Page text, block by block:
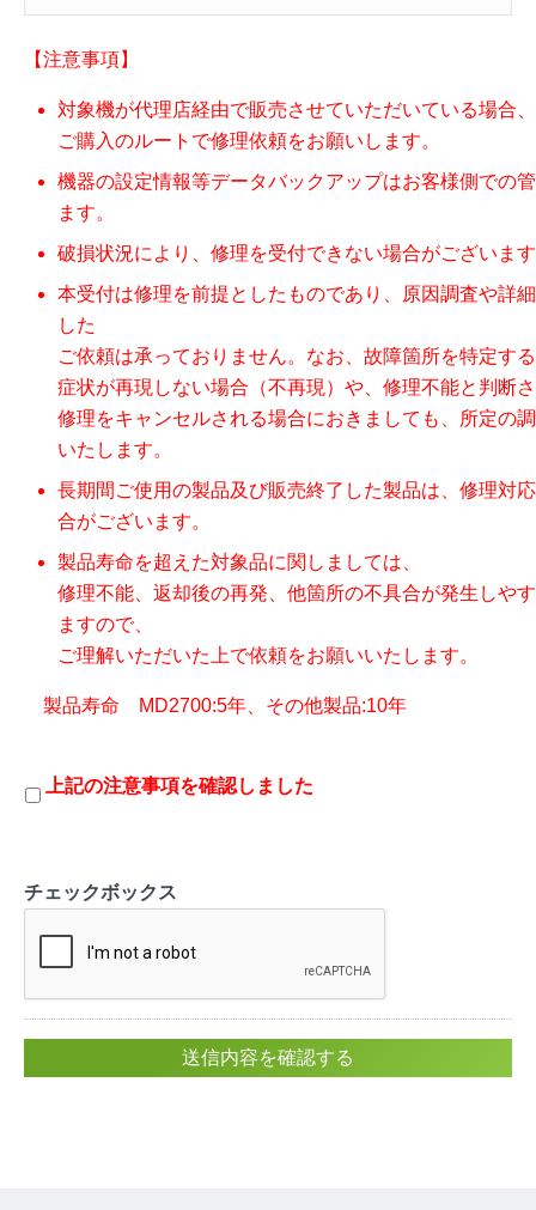
【注意事項】
対象機が代理店経由で販売させていただいている場合、
ご購入のルートで修理依頼をお願いします。
機器の設定情報等データバックアップはお客様側での
ます。
破損状況により、修理を受付できない場合がございま
本受付は修理を前提としたものであり、原因調査や詳
した
ご依頼は承っておりません。なお、故障箇所を特定す
症状が再現しない場合（不再現）や、修理不能と判断
修理をキャンセルされる場合におきましても、所定の
いたします。
長期間ご使用の製品及び販売終了した製品は、修理対
合がございます。
製品寿命を超えた対象品に関しましては、
修理不能、返却後の再発、他箇所の不具合が発生しや
ますので、
ご理解いただいた上で依頼をお願いいたします。
製品寿命 MD2700:5年、その他製品:10年
上
注
意
事
項
を
確
上記の注意事項を確認しました
チェックボックス